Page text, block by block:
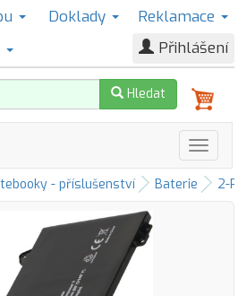
Doklady
Reklamace
Přihlášení
Hledat
- příslušenství Baterie 2-